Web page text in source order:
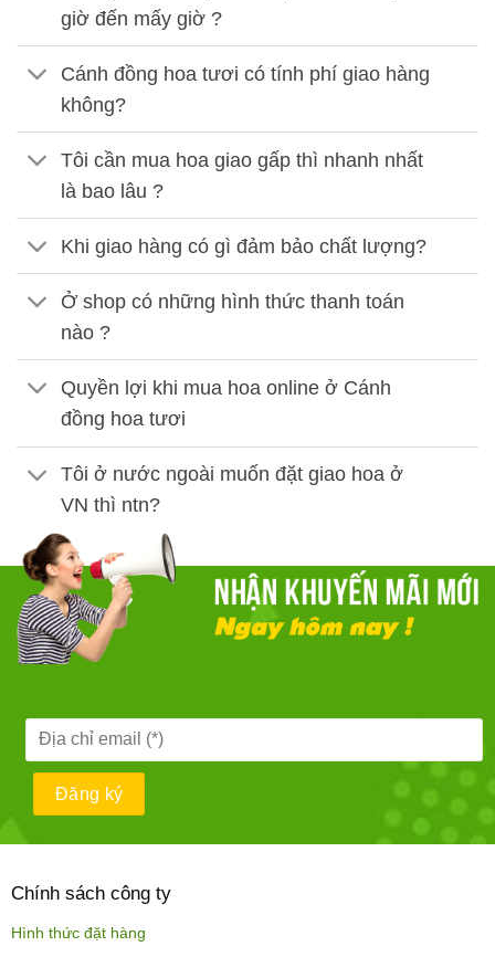
giờ đến mấy giờ ?
Cánh đồng hoa tươi có tính phí giao hàng
không?
Tôi cần mua hoa giao gấp thì nhanh nhất
là bao lâu ?
Khi giao hàng có gì đảm bảo chất lượng?
Ở shop có những hình thức thanh toán
nào ?
Quyền lợi khi mua hoa online ở Cánh
đồng hoa tươi
Tôi ở nước ngoài muốn đặt giao hoa ở
VN thì ntn?
Chính sách công ty
Hình thức đặt hàng